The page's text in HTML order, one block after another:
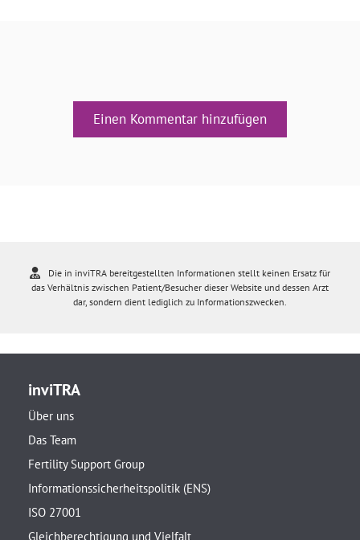
Einen Kommentar hinzufügen
Die in inviTRA bereitgestellten Informationen stellt keinen Ersatz für
das Verhältnis zwischen Patient/Besucher dieser Website und dessen Arzt
dar, sondern dient lediglich zu Informationszwecken.
inviTRA
Über uns
Das Team
Fertility Support Group
Informationssicherheitspolitik (ENS)
ISO 27001
Gleichberechtigung und Vielfalt